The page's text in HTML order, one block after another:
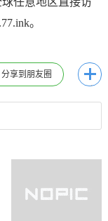
。
分享到朋友圈